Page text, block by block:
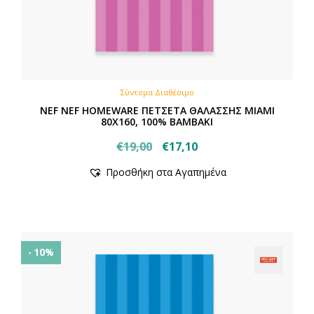
Σύντομα Διαθέσιμο
NEF NEF HOMEWARE ΠΕΤΣΕΤΑ ΘΑΛΑΣΣΗΣ MIAMI
80X160, 100% BAMBAKI
€19,00
Original
was:
€17,10Η
τιμή
Προσθήκη στα Αγαπημένα
- 10%